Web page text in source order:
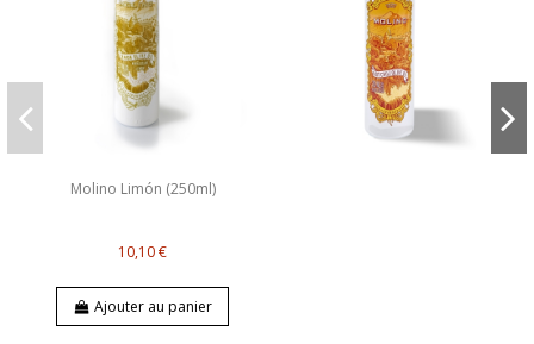
Molino Limón (250ml)
10,10 €
Ajouter au panier